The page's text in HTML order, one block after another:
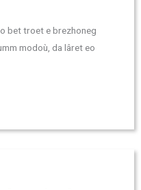
bet troet e brezhoneg
modoù, da lâret eo